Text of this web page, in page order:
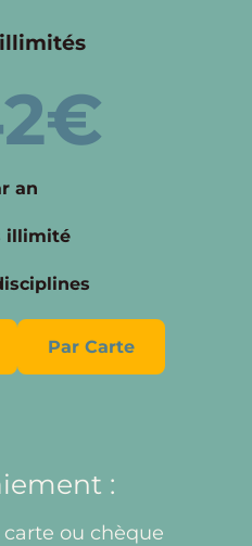
an
illimité
Par Carte
:
ou chèque